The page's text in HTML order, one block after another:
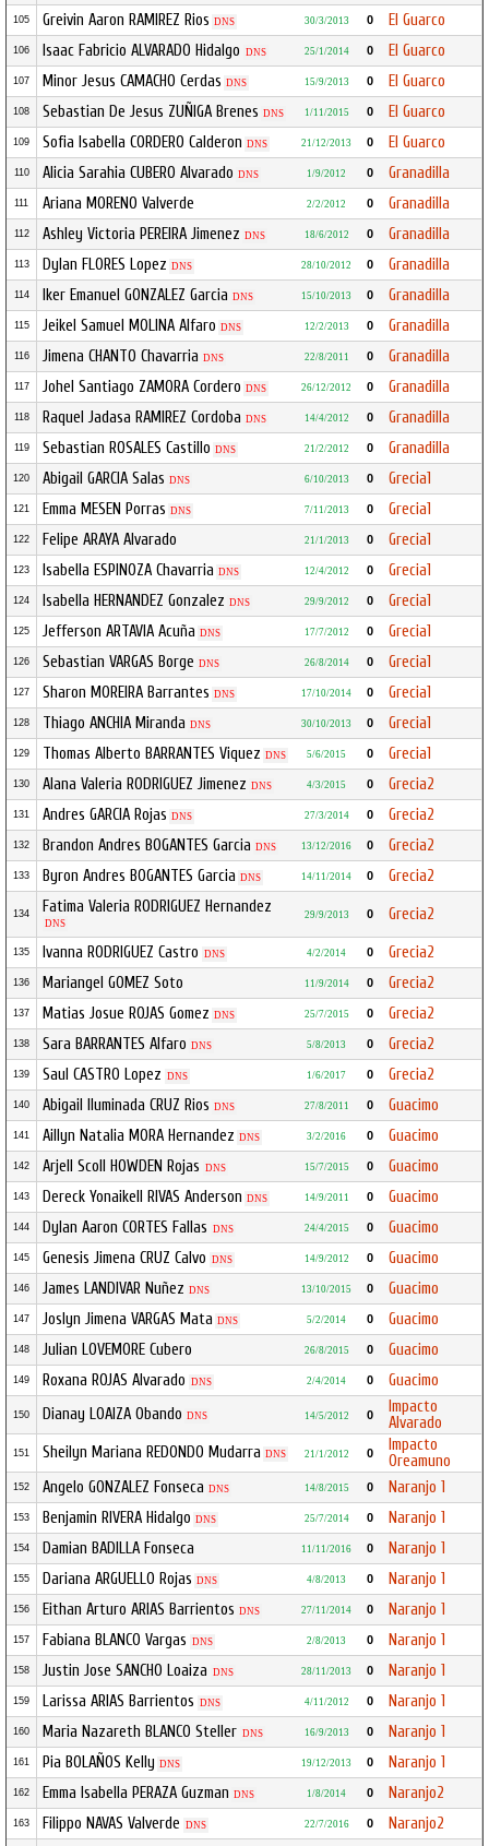
105 Greivin Aaron RAMIREZ Rios DNS 30/3/2013 0 El Guarco
106 Isaac Fabricio ALVARADO Hidalgo DNS 25/1/2014 0 El Guarco
107 Minor Jesus CAMACHO Cerdas DNS 15/9/2013 0 El Guarco
108 Sebastian De Jesus ZUÑIGA Brenes DNS 1/11/2015 0 El Guarco
109 Sofia Isabella CORDERO Calderon DNS 21/12/2013 0 El Guarco
110 Alicia Sarahia CUBERO Alvarado DNS 1/9/2012 0 Granadilla
111 Ariana MORENO Valverde 2/2/2012 0 Granadilla
112 Ashley Victoria PEREIRA Jimenez DNS 18/6/2012 0 Granadilla
113 Dylan FLORES Lopez DNS 28/10/2012 0 Granadilla
114 Iker Emanuel GONZALEZ Garcia DNS 15/10/2013 0 Granadilla
115 Jeikel Samuel MOLINA Alfaro DNS 12/2/2013 0 Granadilla
116 Jimena CHANTO Chavarria DNS 22/8/2011 0 Granadilla
117 Johel Santiago ZAMORA Cordero DNS 26/12/2012 0 Granadilla
118 Raquel Jadasa RAMIREZ Cordoba DNS 14/4/2012 0 Granadilla
119 Sebastian ROSALES Castillo DNS 21/2/2012 0 Granadilla
120 Abigail GARCIA Salas DNS 6/10/2013 0 Grecia1
121 Emma MESEN Porras DNS 7/11/2013 0 Grecia1
122 Felipe ARAYA Alvarado 21/1/2013 0 Grecia1
123 Isabella ESPINOZA Chavarria DNS 12/4/2012 0 Grecia1
124 Isabella HERNANDEZ Gonzalez DNS 29/9/2012 0 Grecia1
125 Jefferson ARTAVIA Acuña DNS 17/7/2012 0 Grecia1
126 Sebastian VARGAS Borge DNS 26/8/2014 0 Grecia1
127 Sharon MOREIRA Barrantes DNS 17/10/2014 0 Grecia1
128 Thiago ANCHIA Miranda DNS 30/10/2013 0 Grecia1
129 Thomas Alberto BARRANTES Viquez DNS 5/6/2015 0 Grecia1
130 Alana Valeria RODRIGUEZ Jimenez DNS 4/3/2015 0 Grecia2
131 Andres GARCIA Rojas DNS 27/3/2014 0 Grecia2
132 Brandon Andres BOGANTES Garcia DNS 13/12/2016 0 Grecia2
133 Byron Andres BOGANTES Garcia DNS 14/11/2014 0 Grecia2
134 Fatima Valeria RODRIGUEZ Hernandez
DNS
29/9/2013 0 Grecia2
135 Ivanna RODRIGUEZ Castro DNS 4/2/2014 0 Grecia2
136 Mariangel GOMEZ Soto 11/9/2014 0 Grecia2
137 Matias Josue ROJAS Gomez DNS 25/7/2015 0 Grecia2
138 Sara BARRANTES Alfaro DNS 5/8/2013 0 Grecia2
139 Saul CASTRO Lopez DNS 1/6/2017 0 Grecia2
140 Abigail Iluminada CRUZ Rios DNS 27/8/2011 0 Guacimo
141 Aillyn Natalia MORA Hernandez DNS 3/2/2016 0 Guacimo
142 Arjell Scoll HOWDEN Rojas DNS 15/7/2015 0 Guacimo
143 Dereck Yonaikell RIVAS Anderson DNS 14/9/2011 0 Guacimo
144 Dylan Aaron CORTES Fallas DNS 24/4/2015 0 Guacimo
145 Genesis Jimena CRUZ Calvo DNS 14/9/2012 0 Guacimo
146 James LANDIVAR Nuñez DNS 13/10/2015 0 Guacimo
147 Joslyn Jimena VARGAS Mata DNS 5/2/2014 0 Guacimo
148 Julian LOVEMORE Cubero 26/8/2015 0 Guacimo
149 Roxana ROJAS Alvarado DNS 2/4/2014 0 Guacimo
150 Dianay LOAIZA Obando DNS 14/5/2012 0
Impacto
Alvarado
151 Sheilyn Mariana REDONDO Mudarra DNS 21/1/2012 0
Impacto
Oreamuno
152 Angelo GONZALEZ Fonseca DNS 14/8/2015 0 Naranjo 1
153 Benjamin RIVERA Hidalgo DNS 25/7/2014 0 Naranjo 1
154 Damian BADILLA Fonseca 11/11/2016 0 Naranjo 1
155 Dariana ARGUELLO Rojas DNS 4/8/2013 0 Naranjo 1
156 Eithan Arturo ARIAS Barrientos DNS 27/11/2014 0 Naranjo 1
157 Fabiana BLANCO Vargas DNS 2/8/2013 0 Naranjo 1
158 Justin Jose SANCHO Loaiza DNS 28/11/2013 0 Naranjo 1
159 Larissa ARIAS Barrientos DNS 4/11/2012 0 Naranjo 1
160 Maria Nazareth BLANCO Steller DNS 16/9/2013 0 Naranjo 1
161 Pia BOLAÑOS Kelly DNS 19/12/2013 0 Naranjo 1
162 Emma Isabella PERAZA Guzman DNS 1/8/2014 0 Naranjo2
163 Filippo NAVAS Valverde DNS 22/7/2016 0
Naranjo2